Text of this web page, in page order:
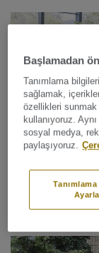
AIRMASTER
Başlamadan
Tanımlama
sağlamak,
özellikleri
kullanıyoruz.
sosyal medya,
paylaşıyoruz.